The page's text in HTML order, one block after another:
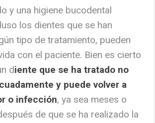
y una higiene bucodental
los dientes que se han
tipo de tratamiento, pueden
con el paciente. Bien es cierto
diente que se ha tratado no
y puede volver a
o infección, ya sea meses o
de que se ha realizado la